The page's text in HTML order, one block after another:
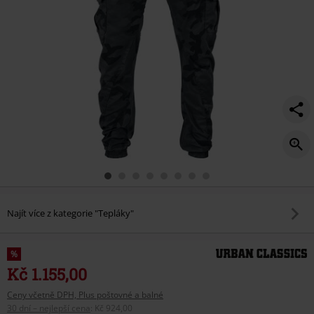
Najít více z kategorie "Tepláky"
%
Kč 1.155,00
Ceny včetně DPH, Plus poštovné a balné
30 dní – nejlepší cena
Kč 924,00